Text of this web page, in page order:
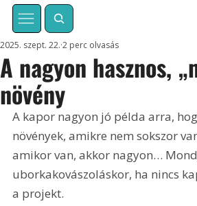
A nagyon hasznos,
növény
2025. szept. 22. 2 perc olvasás
A kapor nagyon jó példa arra,
növények, amikre nem sokszor
amikor van, akkor nagyon…
uborkakovászoláskor, ha nincs
a projekt.